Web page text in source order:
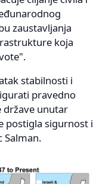
zaustavljanja
koja
stabilnosti i
pravedno
države unutar
postigla sigurnost i
Salman.